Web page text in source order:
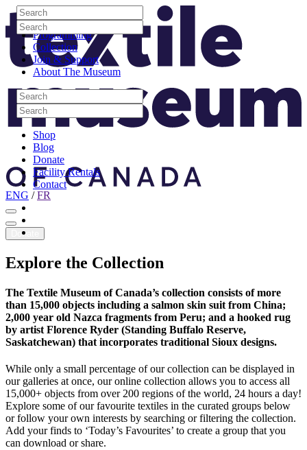
Skip to content
Visit
Programming
Collection
Join & Support
About The Museum
Search
Search
Search
Search
Shop
Blog
Donate
Facility Rentals
Contact
Youtube
Search
Search
Search
Search
Site Logo
ENG /FR
Donate
Explore the Collection
The Textile Museum of Canada’s collection consists of more
than 15,000 objects including a salmon skin suit from China;
2,000 year old Nazca fragments from Peru; and a hooked rug
by artist Florence Ryder (Standing Buffalo Reserve,
Saskatchewan) that incorporates traditional Sioux designs.
While only a small percentage of our collection can be displayed in
our galleries at once, our online collection allows you to access all
15,000+ objects from over 200 regions of the world, 24 hours a day!
Explore some of our favourite textiles in the curated groups below
or follow your own interests by searching or filtering the collection.
Add your finds to ‘Today’s Favourites’ to create a group that you
can download or share.